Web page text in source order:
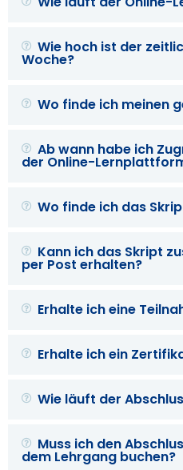
Wie hoch ist der
Woche?
Wo finde ich meinen
Ab wann habe ich
der Online-
Wo finde ich das
Kann ich das Skript
per Post erhalten?
Erhalte ich eine
Erhalte ich ein
Wie läuft der
Muss ich den
dem Lehrgang buchen?